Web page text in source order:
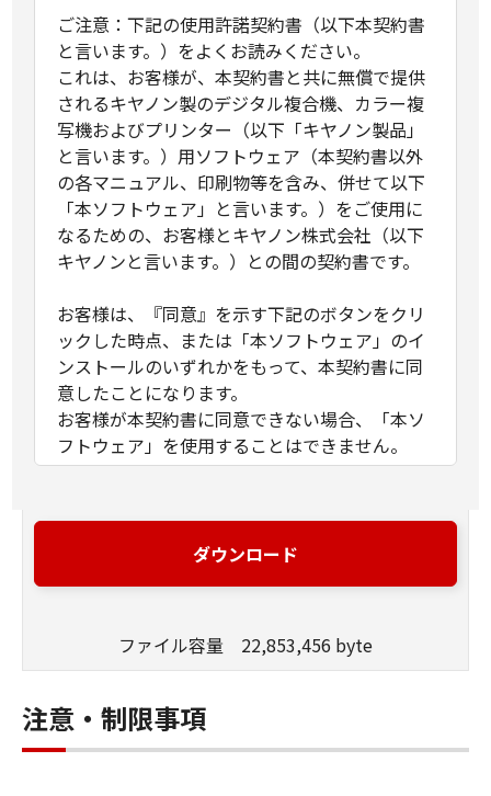
ご注意：下記の使用許諾契約書（以下本契約書
と言います。）をよくお読みください。
これは、お客様が、本契約書と共に無償で提供
されるキヤノン製のデジタル複合機、カラー複
写機およびプリンター（以下「キヤノン製品」
と言います。）用ソフトウェア（本契約書以外
の各マニュアル、印刷物等を含み、併せて以下
「本ソフトウェア」と言います。）をご使用に
なるための、お客様とキヤノン株式会社（以下
キヤノンと言います。）との間の契約書です。
お客様は、『同意』を示す下記のボタンをクリ
ックした時点、または「本ソフトウェア」のイ
ンストールのいずれかをもって、本契約書に同
意したことになります。
お客様が本契約書に同意できない場合、「本ソ
フトウェア」を使用することはできません。
(1) キヤノンは、お客様が「キヤノン製品」を利
用する目的のために、「キヤノン製品」に直接
（本契約書においては、「本ソフトウェア」を
ること、またはコンピューターにおいて表示す
ること、アクセスすること、もしくは実行する
ことのいずれも含むものとします。）するため
ダウンロード
ファイル容量 22,853,456 byte
注意・制限事項